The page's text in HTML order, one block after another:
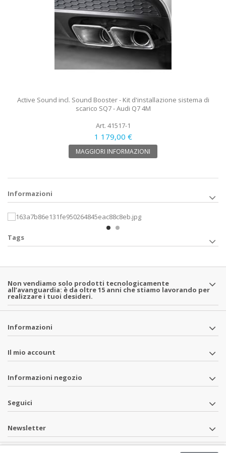
Active Sound incl. Sound Booster - Kit d'installazione sistema di
scarico SQ7 - Audi Q7 4M
Art. 41517-1
1 179,00 €
MAGGIORI INFORMAZIONI
Informazioni
Tags
Non vendiamo solo prodotti tecnologicamente
all’avanguardia: è da oltre 15 anni che stiamo lavorando per
realizzare i tuoi desideri.
Informazioni
Il mio account
Informazioni negozio
Seguici
Newsletter